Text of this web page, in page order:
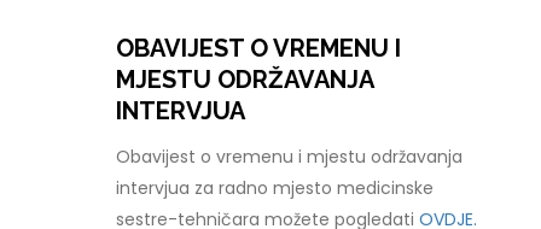
OBAVIJEST O VREMENU I
MJESTU ODRŽAVANJA
INTERVJUA
Obavijest o vremenu i mjestu održavanja
intervjua za radno mjesto medicinske
sestre-tehničara možete pogledatiOVDJE.